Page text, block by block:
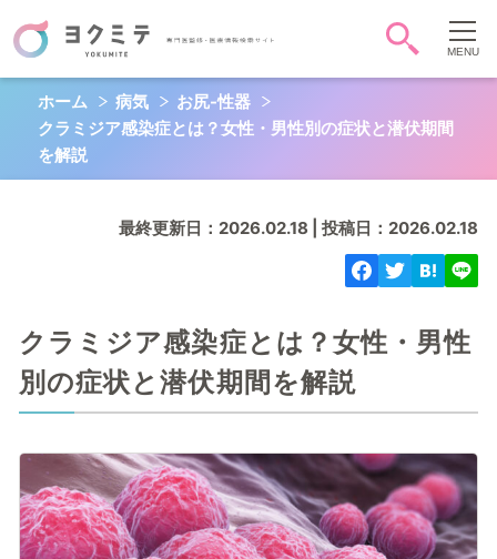
症状・病気から調べる
頭-顔-首
全身 心
ホーム 病気
お尻-性器
クラミジア感染症とは？女性・男性別の症状と潜伏期間
を解説
最終更新日：2026.02.18 | 投稿日：2026.02.18
クラミジア感染症とは？女性・男性
別の症状と潜伏期間を解説